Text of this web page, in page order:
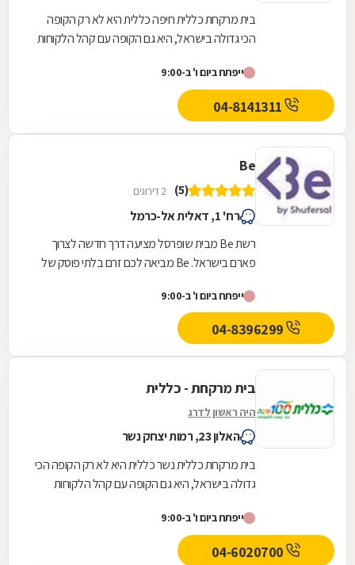
בית מרקחת כללית חיפה כללית היא לא רק הקופה
הכי גדולה בישראל, היא גם הקופה עם קהל הלקוחות
שירות...
ייפתח ביום ו' ב-9:00
04-8141311
Be
(5) 2 דירוגים
רח' 1, דאלית אל-כרמל
רשת Be מבית שופרסל מציעה דרך חדשה לצרוך
פארם בישראל. Be מביאה לכם זרם בלתי פוסק של
ובחו"ל, כזה...
ייפתח ביום ו' ב-9:00
04-8396299
בית מרקחת - כללית
היה ראשון לדרג
האלון 23, רמות יצחק נשר
בית מרקחת כללית נשר כללית היא לא רק הקופה הכי
גדולה בישראל, היא גם הקופה עם קהל הלקוחות
שירות...
ייפתח ביום ו' ב-9:00
04-6020700